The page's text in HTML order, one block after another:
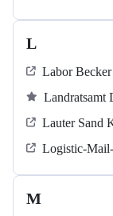
L
Labor
Landratsamt
Lauter Sand
Logistic-
M